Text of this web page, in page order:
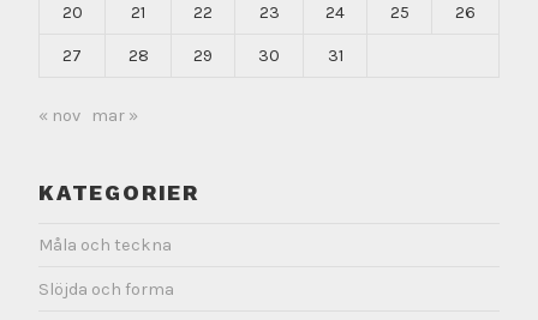
20 21 22 23 24 25 26
27 28 29 30 31
« nov mar »
KATEGORIER
Måla och teckna
Slöjda och forma